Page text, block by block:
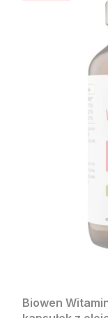
Biowen